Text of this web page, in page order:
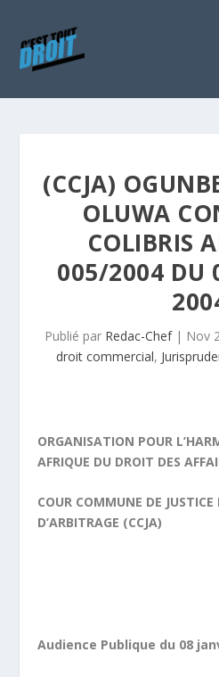
(CCJA)
OLUWA
COLIBRIS
005/2004 DU
Publié par Redac-Chef| Nov
droit commercial,
ORGANISATION POUR
AFRIQUE DU DROIT DES
COUR COMMUNE DE JUSTICE
D’ARBITRAGE (CCJA)
Audience Publique du 08